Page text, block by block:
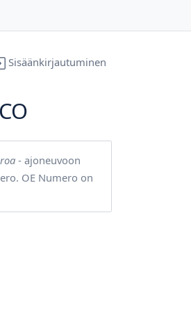
Sisäänkirjautuminen
- ajoneuvoon
OE Numero on